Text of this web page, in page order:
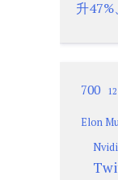
升
700
Elon